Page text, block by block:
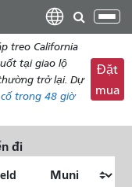
treo California
tại giao lộ
trở lại. Dự
trong 48 giờ
Đặt
mua
đi